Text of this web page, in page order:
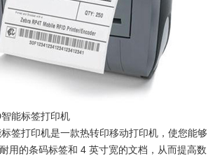
能标签打印机
签打印机是一款热转印移动打印机，使您能够
用的条码标签和 4 英寸宽的文档，从而提高数